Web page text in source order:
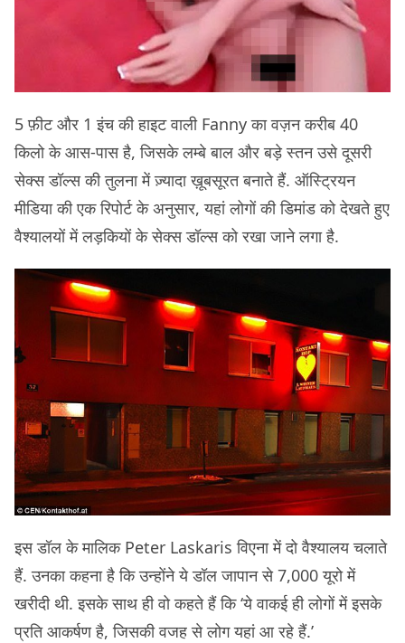
5 फ़ीट और 1 इंच की हाइट वाली Fanny का वज़न करीब 40
किलो के आस-पास है, जिसके लम्बे बाल और बड़े स्तन उसे दूसरी
सेक्स डॉल्स की तुलना में ज़्यादा ख़ूबसूरत बनाते हैं. ऑस्ट्रियन
मीडिया की एक रिपोर्ट के अनुसार, यहां लोगों की डिमांड को देखते हुए
वैश्यालयों में लड़कियों के सेक्स डॉल्स को रखा जाने लगा है.
इस डॉल के मालिक Peter Laskaris विएना में दो वैश्यालय चलाते
हैं. उनका कहना है कि उन्होंने ये डॉल जापान से 7,000 यूरो में
खरीदी थी. इसके साथ ही वो कहते हैं कि ‘ये वाकई ही लोगों में इसके
प्रति आकर्षण है, जिसकी वजह से लोग यहां आ रहे हैं.’